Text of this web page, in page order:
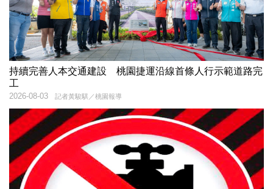
持續完善人本交通建設 桃園捷運沿線首條人行示範道路完
工
記者黃駿騏／桃園報導
2026-08-03